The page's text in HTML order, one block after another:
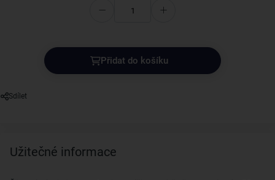
Přidat do košíku
Sdílet
Užitečné informace